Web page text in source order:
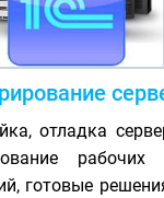
отладка
рабочих
готовые